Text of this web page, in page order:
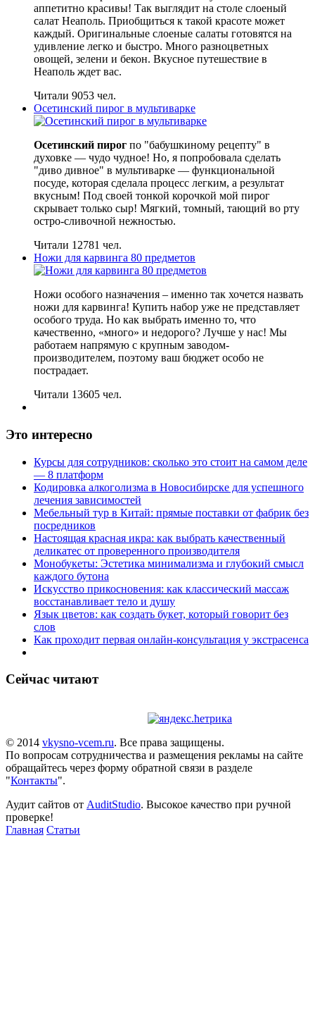
аппетитно красивы! Так выглядит на столе слоеный
салат Неаполь. Приобщиться к такой красоте может
каждый. Оригинальные слоеные салаты готовятся на
удивление легко и быстро. Много разноцветных
овощей, зелени и бекон. Вкусное путешествие в
Неаполь ждет вас.
Читали 9053 чел.
Осетинский пирог в мультиварке
Осетинский пирог по "бабушкиному рецепту" в
духовке — чудо чудное! Но, я попробовала сделать
"диво дивное" в мультиварке — функциональной
посуде, которая сделала процесс легким, а результат
вкусным! Под своей тонкой корочкой мой пирог
скрывает только сыр! Мягкий, томный, тающий во рту
остро-сливочной нежностью.
Читали 12781 чел.
Ножи для карвинга 80 предметов
Ножи особого назначения – именно так хочется назвать
ножи для карвинга! Купить набор уже не представляет
особого труда. Но как выбрать именно то, что
качественно, «много» и недорого? Лучше у нас! Мы
работаем напрямую с крупным заводом-
производителем, поэтому ваш бюджет особо не
пострадает.
Читали 13605 чел.
Это интересно
Курсы для сотрудников: сколько это стоит на самом деле
— 8 платформ
Кодировка алкоголизма в Новосибирске для успешного
лечения зависимостей
Мебельный тур в Китай: прямые поставки от фабрик без
посредников
Настоящая красная икра: как выбрать качественный
деликатес от проверенного производителя
Монобукеты: Эстетика минимализма и глубокий смысл
каждого бутона
Искусство прикосновения: как классический массаж
восстанавливает тело и душу
Язык цветов: как создать букет, который говорит без
слов
Как проходит первая онлайн-консультация у экстрасенса
Сейчас читают
© 2014 vkysno-vcem.ru. Все права защищены.
По вопросам сотрудничества и размещения рекламы на сайте
обращайтесь через форму обратной связи в разделе
"Контакты".
Аудит сайтов от AuditStudio. Высокое качество при ручной
проверке!
Главная Статьи